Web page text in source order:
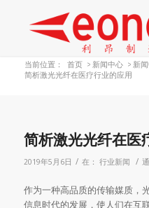
当前位置： 首页 > 新闻中心 > 新
简析激光光纤在医疗行业的应用
简析激光光纤在医
2019年5月6日 / 在： 行业新闻 /
作为一种高品质的传输媒质，
信息时代的发展，使人们在互